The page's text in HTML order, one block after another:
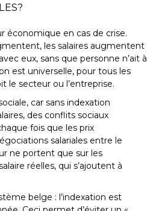
économique en cas de crise.
les salaires augmentent
eux, sans que personne n’ait à
est universelle, pour tous les
le secteur ou l’entreprise.
car sans indexation
des conflits sociaux
fois que les prix
salariales entre le
ne portent que sur les
réelles, qui s’ajoutent à
belge : l’indexation est